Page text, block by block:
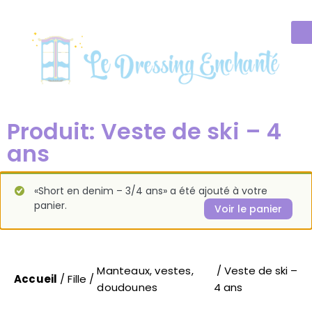
Produit: Veste de ski – 4
ans
«Short en denim – 3/4 ans» a été ajouté à votre
panier.
Voir le panier
Accueil /Fille /
Manteaux, vestes,
doudounes
/ Veste de ski –
4 ans